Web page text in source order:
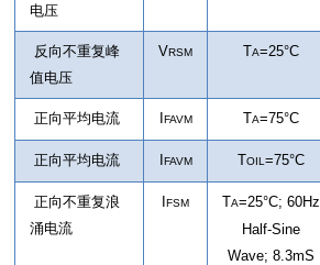
电压
反向不重复峰
值电压
VRSM TA=25°C
正向平均电流 FAVM TA=75°C
正向平均电流 FAVM TOIL=75°C
正向不重复浪
涌电流
IFSM TA=25°C;60Hz
Half-Sine
Wave; 8.3mS